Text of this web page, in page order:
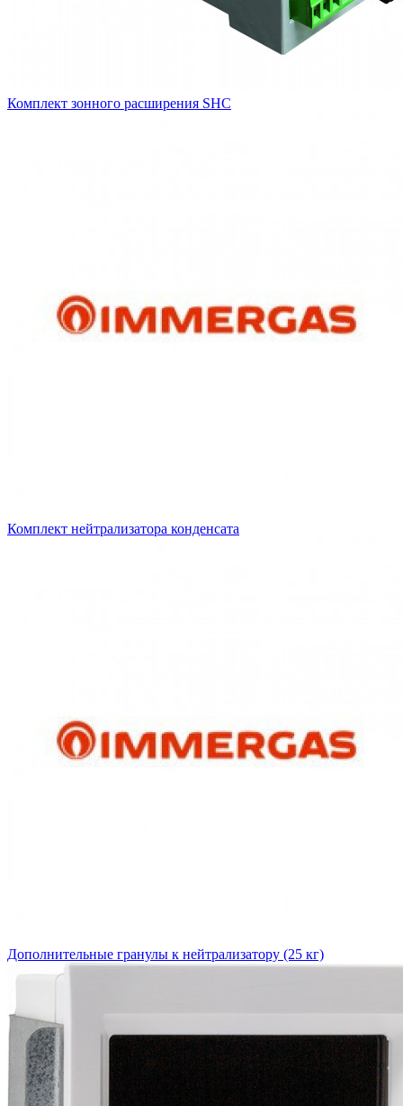
Комплект зонного расширения SHC
Комплект нейтрализатора конденсата
Дополнительные гранулы к нейтрализатору (25 кг)